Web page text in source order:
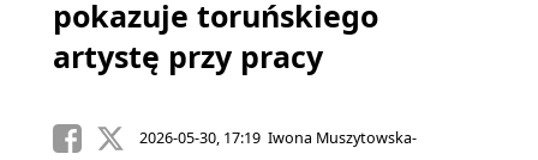
pokazuje toruńskiego
artystę przy pracy
2026-05-30, 17:19 Iwona Muszytowska-